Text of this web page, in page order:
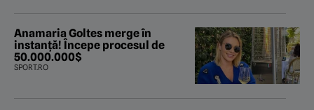
Anamaria Goltes merge în
instanță! Începe procesul de
50.000.000$
SPORT.RO